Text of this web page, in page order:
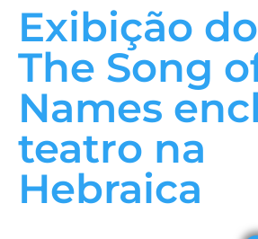
Exibição
The Song
Names
teatro na
Hebraica